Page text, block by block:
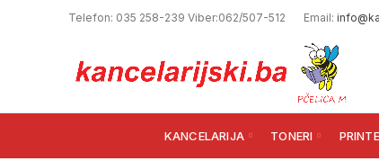
Telefon: 035 258-239 Viber:062/507-512 Email:
KANCELARIJA TONERI